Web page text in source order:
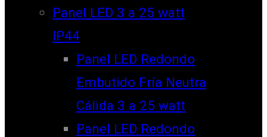
Panel LED 3 a 25 watt
IP44
Panel LED Redondo
Embutido Fría Neutra
Cálida 3 a 25 watt
Panel LED Redondo